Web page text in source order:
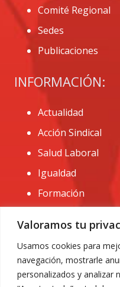
Valoramos tu
Usamos cookies para
navegación, mostrarle
personalizados y analizar
Comité Regional
Sedes
Publicaciones
INFORMACIÓN:
Actualidad
Acción Sindical
Salud Laboral
Igualdad
Formación
CONTACTO:
968 25 01 20
C/ Huerto de las